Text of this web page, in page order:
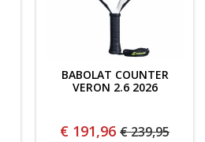
BABOLAT COUNTER
VERON 2.6 2026
€ 191,96 € 239,95